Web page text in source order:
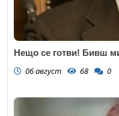
Нещо се готви! Бивш
06 август 68 0